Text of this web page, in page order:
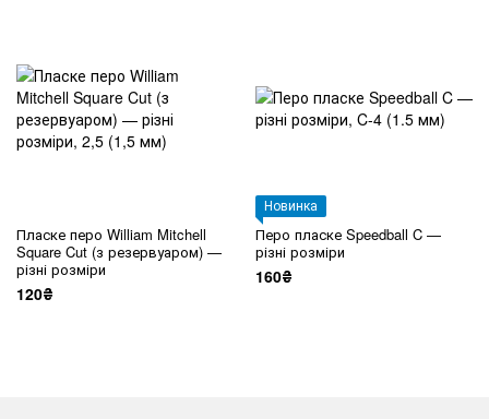
Пласке перо William Mitchell
Square Cut (з резервуаром) —
різні розміри
120₴
Новинка
Перо пласке Speedball C —
різні розміри
160₴